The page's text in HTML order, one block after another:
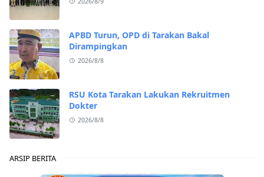
APBD Turun, OPD di Tarakan Bakal
Dirampingkan
2026/8/8
RSU Kota Tarakan Lakukan Rekruitmen
Dokter
2026/8/8
ARSIP BERITA